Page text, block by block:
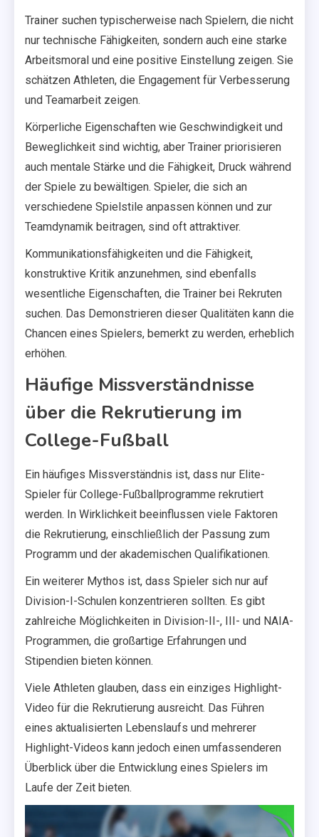
Trainer suchen typischerweise nach Spielern, die nicht
nur technische Fähigkeiten, sondern auch eine starke
Arbeitsmoral und eine positive Einstellung zeigen. Sie
schätzen Athleten, die Engagement für Verbesserung
und Teamarbeit zeigen.
Körperliche Eigenschaften wie Geschwindigkeit und
Beweglichkeit sind wichtig, aber Trainer priorisieren
auch mentale Stärke und die Fähigkeit, Druck während
der Spiele zu bewältigen. Spieler, die sich an
verschiedene Spielstile anpassen können und zur
Teamdynamik beitragen, sind oft attraktiver.
Kommunikationsfähigkeiten und die Fähigkeit,
konstruktive Kritik anzunehmen, sind ebenfalls
wesentliche Eigenschaften, die Trainer bei Rekruten
suchen. Das Demonstrieren dieser Qualitäten kann die
Chancen eines Spielers, bemerkt zu werden, erheblich
erhöhen.
Häufige Missverständnisse
über die Rekrutierung im
College-Fußball
Ein häufiges Missverständnis ist, dass nur Elite-
Spieler für College-Fußballprogramme rekrutiert
werden. In Wirklichkeit beeinflussen viele Faktoren
die Rekrutierung, einschließlich der Passung zum
Programm und der akademischen Qualifikationen.
Ein weiterer Mythos ist, dass Spieler sich nur auf
Division-I-Schulen konzentrieren sollten. Es gibt
zahlreiche Möglichkeiten in Division-II-, III- und NAIA-
Programmen, die großartige Erfahrungen und
Stipendien bieten können.
Viele Athleten glauben, dass ein einziges Highlight-
Video für die Rekrutierung ausreicht. Das Führen
eines aktualisierten Lebenslaufs und mehrerer
Highlight-Videos kann jedoch einen umfassenderen
Überblick über die Entwicklung eines Spielers im
Laufe der Zeit bieten.